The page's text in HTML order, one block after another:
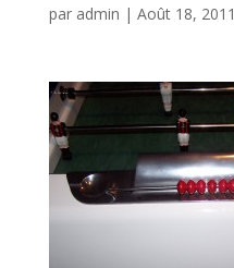
par admin | Août 18, 2011